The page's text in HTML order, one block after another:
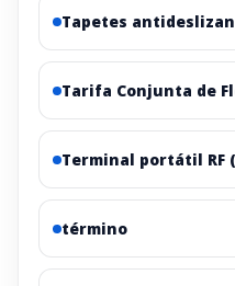
Tapetes
Tarifa Conjunta de
Terminal portátil RF
término